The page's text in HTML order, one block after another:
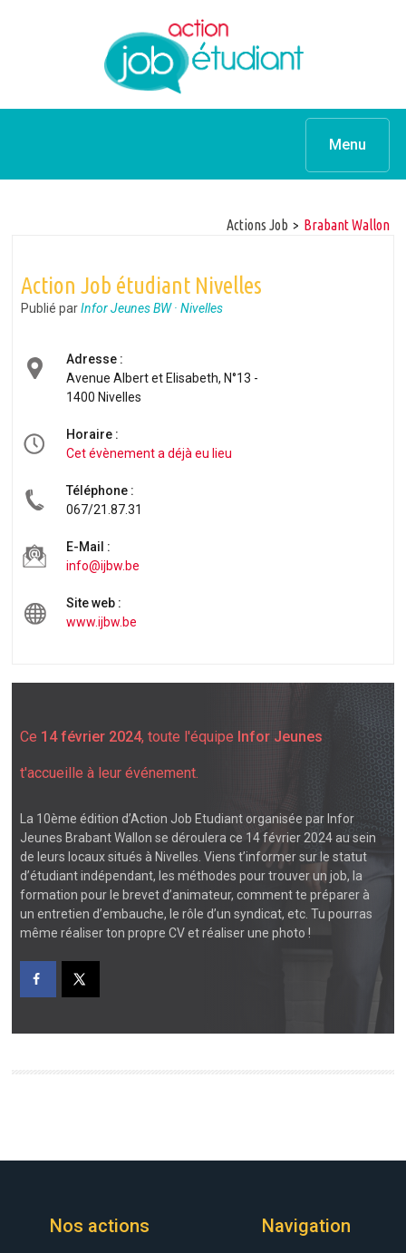
Menu
Actions Job > Brabant Wallon
Action Job étudiant Nivelles
Publié par Infor Jeunes BW · Nivelles
Adresse :
Avenue Albert et Elisabeth, N°13 -
1400 Nivelles
Horaire :
Cet évènement a déjà eu lieu
Téléphone :
067/21.87.31
E-Mail :
info@ijbw.be
Site web :
www.ijbw.be
Ce 14 février 2024, toute l'équipe Infor Jeunes
t'accueille à leur événement.
La 10ème édition d’Action Job Etudiant organisée par Infor
Jeunes Brabant Wallon se déroulera ce 14 février 2024 au sein
de leurs locaux situés à Nivelles. Viens t’informer sur le statut
d’étudiant indépendant, les méthodes pour trouver un job, la
formation pour le brevet d’animateur, comment te préparer à
un entretien d’embauche, le rôle d’un syndicat, etc. Tu pourras
même réaliser ton propre CV et réaliser une photo !
Nos actions Navigation